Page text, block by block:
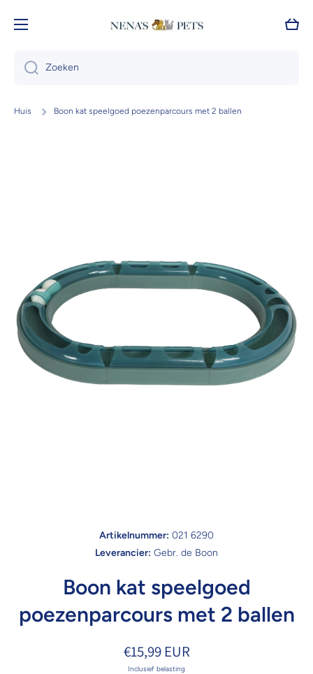
Doorgaan naar artikel
Zoeken
Huis Boon kat speelgoed poezenparcours met 2 ballen
Artikelnummer: 021 6290
Leverancier: Gebr. de Boon
Boon kat speelgoed
poezenparcours met 2 ballen
€15,99 EUR
Inclusief belasting